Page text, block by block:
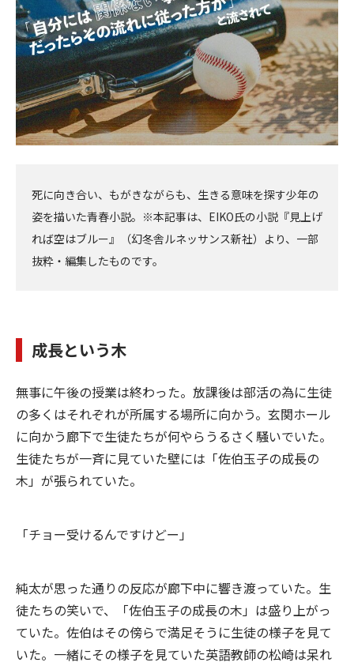
死に向き合い、もがきながらも、生きる意味を探す少年の
姿を描いた青春小説。※本記事は、EIKO氏の小説『見上げ
れば空はブルー』（幻冬舎ルネッサンス新社）より、一部
抜粋・編集したものです。
成長という木
無事に午後の授業は終わった。放課後は部活の為に生徒
の多くはそれぞれが所属する場所に向かう。玄関ホール
に向かう廊下で生徒たちが何やらうるさく騒いでいた。
生徒たちが一斉に見ていた壁には「佐伯玉子の成長の
木」が張られていた。
「チョー受けるんですけどー」
純太が思った通りの反応が廊下中に響き渡っていた。生
徒たちの笑いで、「佐伯玉子の成長の木」は盛り上がっ
ていた。佐伯はその傍らで満足そうに生徒の様子を見て
いた。一緒にその様子を見ていた英語教師の松崎は呆れ